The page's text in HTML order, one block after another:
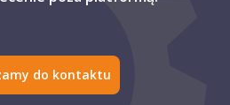
do kontaktu